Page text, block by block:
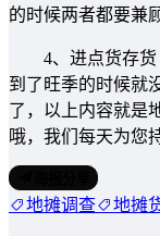
的时候两者都要兼
4、进点货存货
到了旺季的时候
了，以上内容就是
哦，我们每天为您
地摊调查 地摊